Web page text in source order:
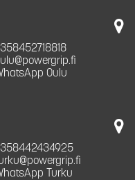
Oulu
Turku